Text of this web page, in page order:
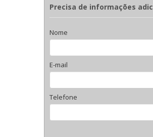
Precisa de informações
Nome
E-mail
Telefone